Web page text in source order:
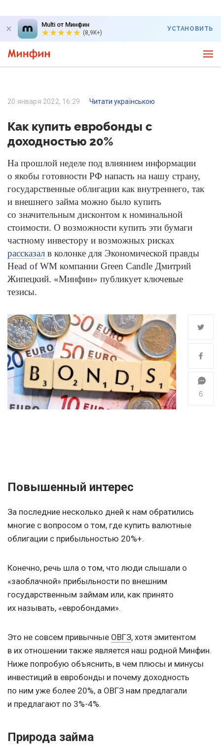
Multi от Минфин
(8,9K+)
УСТАНОВИТЬ
20 января 2022, 16:29 Читати українською
Как купить евробонды с
доходностью 20%
На прошлой неделе под влиянием информации
о якобы готовности РФ напасть на нашу страну,
государственные облигации как внутреннего, так
и внешнего займа можно было купить
со значительным дисконтом к номинальной
стоимости. О возможности купить эти бумаги
частному инвестору и возможных рисках
рассказал в колонке для Экономической правды
Head of WM компании Green Candle Дмитрий
Жипецкий. «Минфин» публикует ключевые
тезисы.
6
Повышенный интерес
За последние несколько дней к нам обратились
многие с вопросом о том, где купить валютные
облигации с прибыльностью 20%+.
Конечно, речь шла о том, что люди слышали о
«заоблачной» прибыльности по внешним
государственным займам или, как принято
их называть, «евробондами».
Это не совсем привычные ОВГЗ, хотя эмитентом
в их отношении также является наш родной Минфин.
Ниже попробую объяснить, в чем плюсы и минусы
инвестиций в евробонды и почему доходность
по ним уже более 20%, а ОВГЗ нам предлагали
и предлагают по 3%-4%.
Природа займа